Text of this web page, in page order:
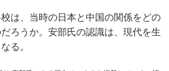
は、当時の日本と中国の関係をどの
ろうか。安部氏の認識は、現代を生
る。